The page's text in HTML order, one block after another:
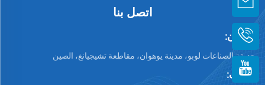
اتصل بنا
العنوان:
حديقة الصناعات لوبو، مدينة يوهوان، مقاطعة تشيجيانغ، الصين
الهاتف: